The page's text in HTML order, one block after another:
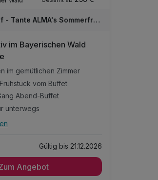
Hotel Sonnenhof - Tante ALMA's Sommerfrische
im Bayerischen Wald
im gemütlichen Zimmer
vom Buffet
Abend-Buffet
unterwegs
vom Buffet
Gültig bis 21.12.2026
Angebot